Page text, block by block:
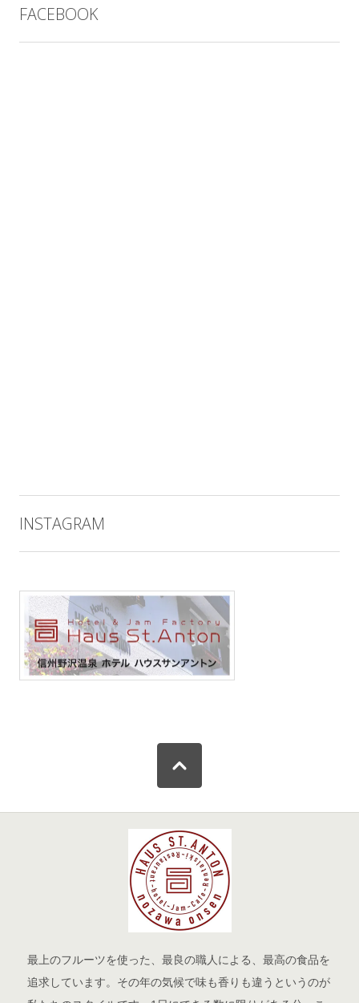
FACEBOOK
INSTAGRAM
最上のフルーツを使った、最良の職人による、最高の食品を
追求しています。その年の気候で味も香りも違うというのが